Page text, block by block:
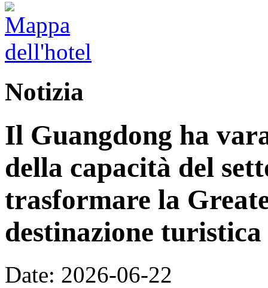
Notizia
Il Guangdong ha
della capacità del
trasformare la
destinazione
Date: 2026-06-22